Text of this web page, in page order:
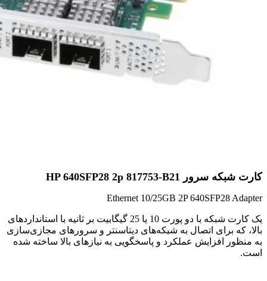
کارت شبکه سرور HP 640SFP28 2p 817753-B21
Ethernet 10/25GB 2P 640SFP28 Adapter
یک کارت شبکه با دو پورت 10 یا 25 گیگابیت بر ثانیه با استانداردهای
بالا، که برای اتصال به شبکه‌های دیتاسنتر و سرورهای مجازی‌سازی
به منظور افزایش عملکرد و پاسخگویی به نیازهای بالا ساخته شده
است.